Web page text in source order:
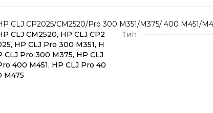
CLJ CP2025/CM2520/Pro 300 M351/M375/ 400 M451/
CLJ CM2520, HP CLJ CP2
HP CLJ Pro 300 M351, H
CLJ Pro 300 M375, HP CLJ
400 M451, HP CLJ Pro 40
M475
Тип